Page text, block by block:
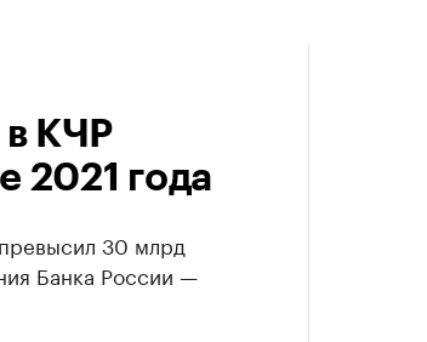
в КЧР
2021 года
30 млрд
Банка России —